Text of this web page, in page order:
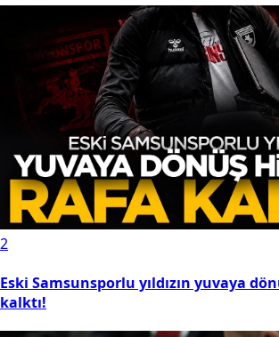
2
Eski Samsunsporlu yıldızın yuvaya
kalktı!